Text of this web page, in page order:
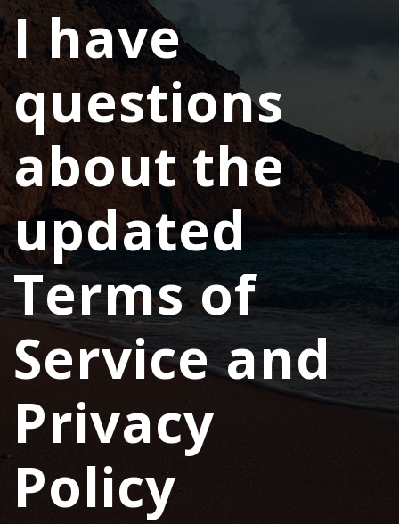
I have
questions
about the
updated
Terms of
Service and
Privacy
Policy